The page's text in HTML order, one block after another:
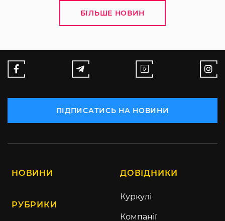
БІЛЬШЕ НОВИН
ПІДПИСАТИСЬ НА НОВИНИ
НОВИНИ
РУБРИКИ
ДОВІДНИКИ
Куркулі
Компанії